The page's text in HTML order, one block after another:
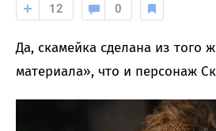
12 0
Да, скамейка сделана из того
материала», что и персонаж